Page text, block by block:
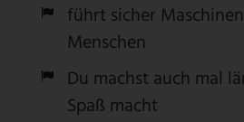
führt sicher
Menschen
Du machst auch mal
Spaß macht